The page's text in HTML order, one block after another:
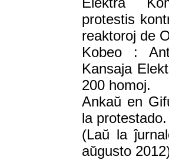
protestis
reaktoroj de
Kobeo :
Kansaja
200 homoj.
Ankaŭ en
la protestado.
(Laŭ la
aŭgusto